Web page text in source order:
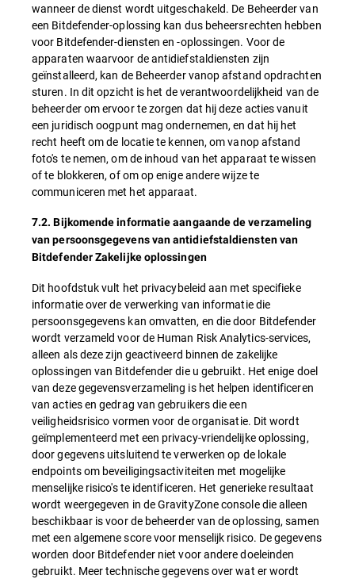
wanneer de dienst wordt uitgeschakeld. De Beheerder van
een Bitdefender-oplossing kan dus beheersrechten hebben
voor Bitdefender-diensten en -oplossingen. Voor de
apparaten waarvoor de antidiefstaldiensten zijn
geïnstalleerd, kan de Beheerder vanop afstand opdrachten
sturen. In dit opzicht is het de verantwoordelijkheid van de
beheerder om ervoor te zorgen dat hij deze acties vanuit
een juridisch oogpunt mag ondernemen, en dat hij het
recht heeft om de locatie te kennen, om vanop afstand
foto's te nemen, om de inhoud van het apparaat te wissen
of te blokkeren, of om op enige andere wijze te
communiceren met het apparaat.
7.2. Bijkomende informatie aangaande de verzameling
van persoonsgegevens van antidiefstaldiensten van
Bitdefender Zakelijke oplossingen
Dit hoofdstuk vult het privacybeleid aan met specifieke
informatie over de verwerking van informatie die
persoonsgegevens kan omvatten, en die door Bitdefender
wordt verzameld voor de Human Risk Analytics-services,
alleen als deze zijn geactiveerd binnen de zakelijke
oplossingen van Bitdefender die u gebruikt. Het enige doel
van deze gegevensverzameling is het helpen identificeren
van acties en gedrag van gebruikers die een
veiligheidsrisico vormen voor de organisatie. Dit wordt
geïmplementeerd met een privacy-vriendelijke oplossing,
door gegevens uitsluitend te verwerken op de lokale
endpoints om beveiligingsactiviteiten met mogelijke
menselijke risico's te identificeren. Het generieke resultaat
wordt weergegeven in de GravityZone console die alleen
beschikbaar is voor de beheerder van de oplossing, samen
met een algemene score voor menselijk risico. De gegevens
worden door Bitdefender niet voor andere doeleinden
gebruikt. Meer technische gegevens over wat er wordt